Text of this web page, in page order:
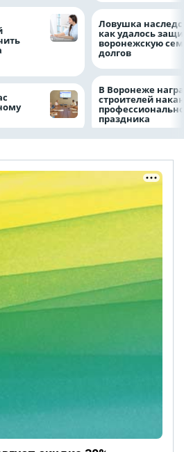
Ловушка
как удалось
воронежскую
долгов
В Воронеже
строителей
праздника